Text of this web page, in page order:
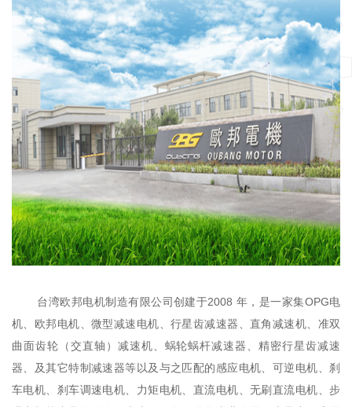
台湾欧邦电机制造有限公司创建于2008 年，是一家集OPG电
机、欧邦电机、 微型减速电机、行星齿减速器、直角减速机、准双
曲面齿轮（交直轴）减速机、蜗轮蜗杆减速器、精密行星齿减速
器、及其它特制减速器等以及与之匹配的感应电机、可逆电机、刹
车电机、刹车调速电机、力矩电机、直流电机、无刷直流电机、步